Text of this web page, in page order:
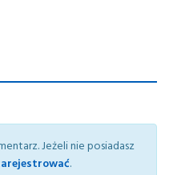
Jeżeli nie posiadasz
.